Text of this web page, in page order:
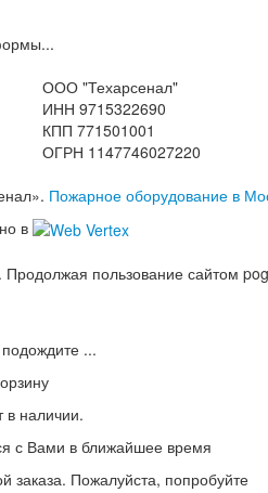
ООО "Техарсенал"
ИНН 9715322690
КПП 771501001
ОГРН 1147746027220
Пожарное оборудование в
в
пользование сайтом
...
в наличии.
с Вами в ближайшее время
заказа. Пожалуйста, попробуйте